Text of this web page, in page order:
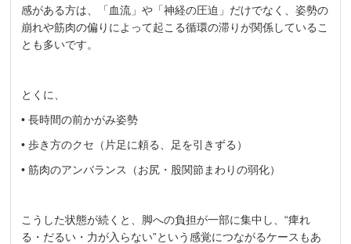
感がある方は、「血流」や「神経の圧迫」だけでなく、姿勢の
崩れや筋肉の偏りによって起こる循環の滞りが関係しているこ
とも多いです。
とくに、
• 長時間の前かがみ姿勢
• 歩き方のクセ（片足に頼る、足を引きずる）
• 筋肉のアンバランス（お尻・股関節まわりの弱化）
こうした状態が続くと、脚への負担が一部に集中し、“痺れ
る・だるい・力が入らない”という感覚につながるケースもあ